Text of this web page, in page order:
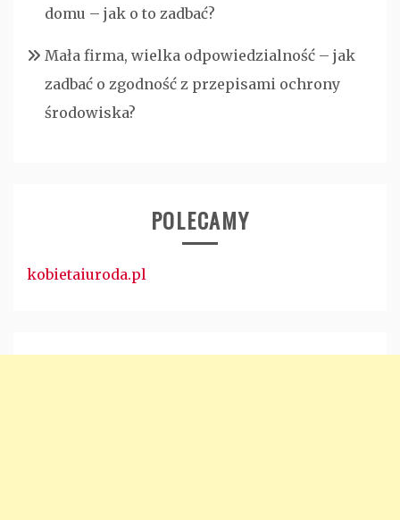
domu – jak o to zadbać?
Mała firma, wielka odpowiedzialność – jak
zadbać o zgodność z przepisami ochrony
środowiska?
POLECAMY
kobietaiuroda.pl